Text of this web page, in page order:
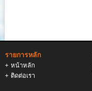
รายการหลัก
+ หน้าหลัก
+ ติดต่อเรา